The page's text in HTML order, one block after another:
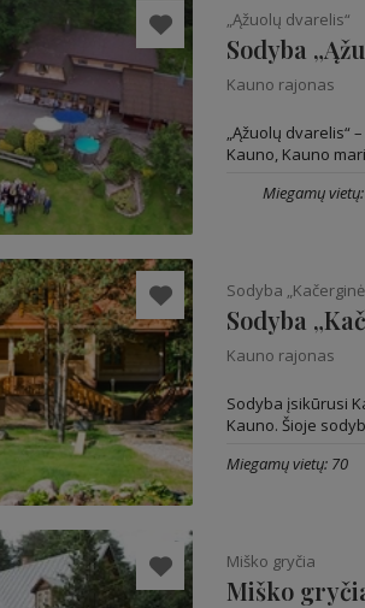
„Ąžuolų dvarelis“
Sodyba
Kauno rajonas
„Ąžuolų dvarelis“
Kauno, Kauno
Miegamų
Sodyba
Sodyba
Kauno rajonas
Sodyba įsikūrusi
Kauno. Šioje
Miegamų vietų: 70
Miško gryčia
Miško